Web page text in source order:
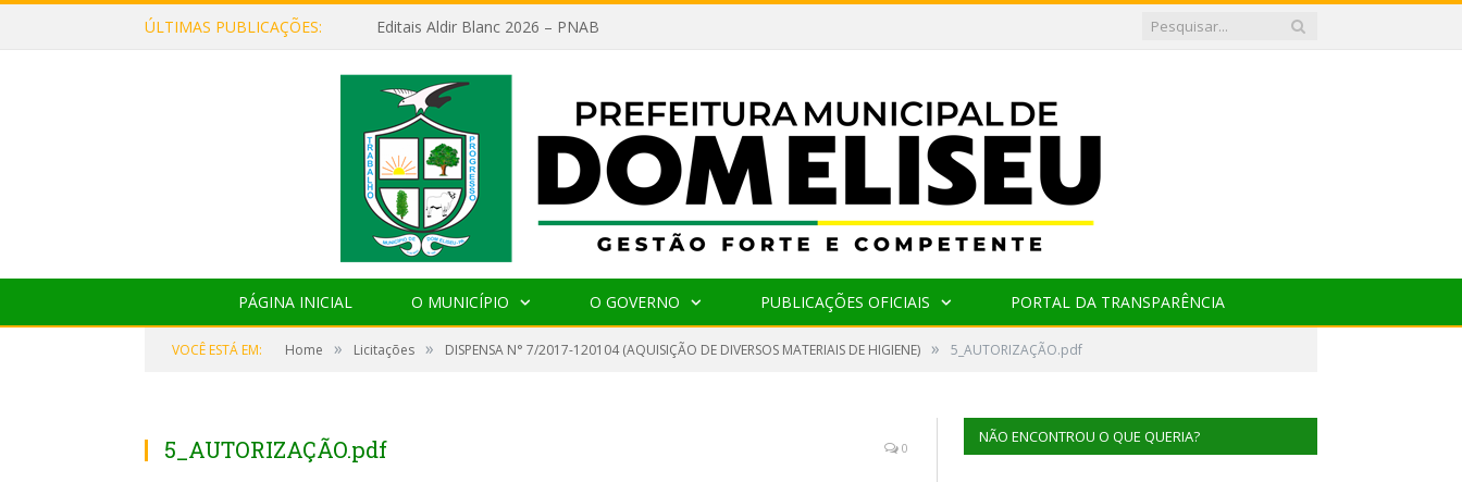
ÚLTIMAS PUBLICAÇÕES: Editais Aldir Blanc 2026 – PNAB
PÁGINA INICIAL O MUNICÍPIO O GOVERNO PUBLICAÇÕES OFICIAIS PORTAL DA TRANSPARÊNCIA
VOCÊ ESTÁ EM: Home » Licitações » DISPENSA N° 7/2017-120104 (AQUISIÇÃO DE DIVERSOS MATERIAIS DE HIGIENE) » 5_AUTORIZAÇÃO.pdf
5_AUTORIZAÇÃO.pdf 0
NÃO ENCONTROU O QUE QUERIA?